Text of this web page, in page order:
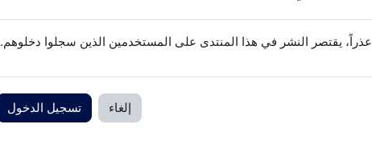
عذراً، يقتصر النشر في هذا المنتدى على المستخدمين الذين سجلوا دخلوهم.
إلغاء تسجيل الدخول